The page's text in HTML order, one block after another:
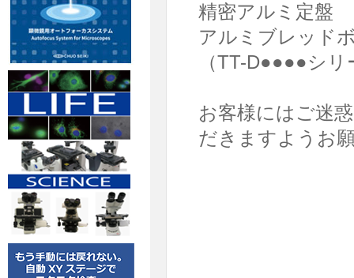
精密アルミ定盤
アルミブレッド
（TT-D●●●●シ
お客様にはご迷
だきますようお